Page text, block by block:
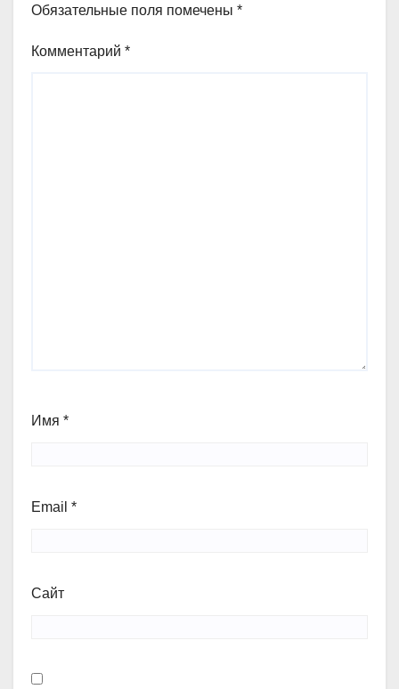
Обязательные поля помечены *
Комментарий *
Имя *
Email *
Сайт